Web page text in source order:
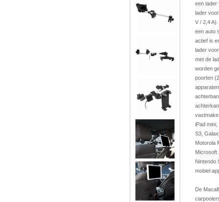
een lader
lader
V / 2,4
een auto
actief is
lader
met de
worden
poorten
iPad
S3,
Motorola
Microsoft
Nintendo
mobiel
De